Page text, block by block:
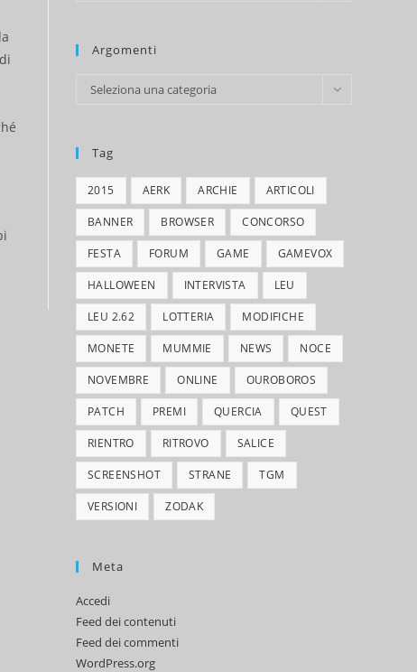
Argomenti
Argomenti
Seleziona una categoria
Tag
2015 AERK ARCHIE ARTICOLI
BANNER BROWSER CONCORSO
FESTA FORUM GAME GAMEVOX
HALLOWEEN INTERVISTA LEU
LEU 2.62 LOTTERIA MODIFICHE
MONETE MUMMIE NEWS NOCE
NOVEMBRE ONLINE OUROBOROS
PATCH PREMI QUERCIA QUEST
RIENTRO RITROVO SALICE
SCREENSHOT STRANE TGM
VERSIONI ZODAK
Meta
Accedi
Feed dei contenuti
Feed dei commenti
WordPress.org